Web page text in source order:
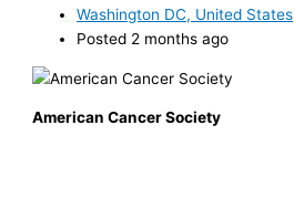
Washington DC, United States
Posted 2 months ago
American Cancer Society